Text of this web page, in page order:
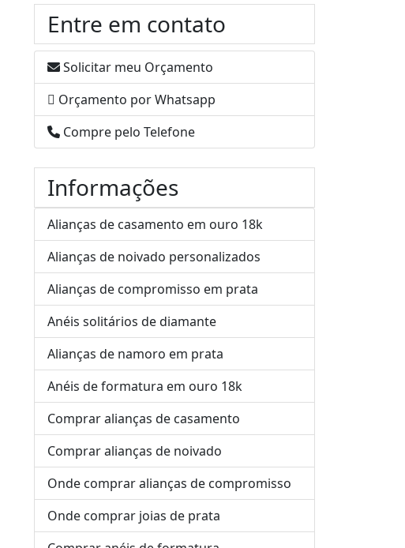
Entre em contato
Solicitar meu Orçamento
Orçamento por Whatsapp
Compre pelo Telefone
Informações
Alianças de casamento em ouro 18k
Alianças de noivado personalizados
Alianças de compromisso em prata
Anéis solitários de diamante
Alianças de namoro em prata
Anéis de formatura em ouro 18k
Comprar alianças de casamento
Comprar alianças de noivado
Onde comprar alianças de compromisso
Onde comprar joias de prata